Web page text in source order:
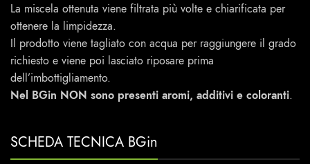
La miscela ottenuta viene filtrata più volte e chiarificata per
ottenere la limpidezza.
Il prodotto viene tagliato con acqua per raggiungere il grado
richiesto e viene poi lasciato riposare prima
dell’imbottigliamento.
Nel BGin NON sono presenti aromi, additivi e coloranti.
SCHEDA TECNICA BGin